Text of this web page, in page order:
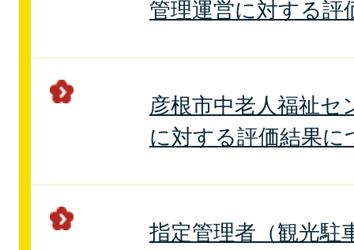
管理運営に対する評
彦根市中老人福祉セ
に対する評価結果に
指定管理者（観光駐